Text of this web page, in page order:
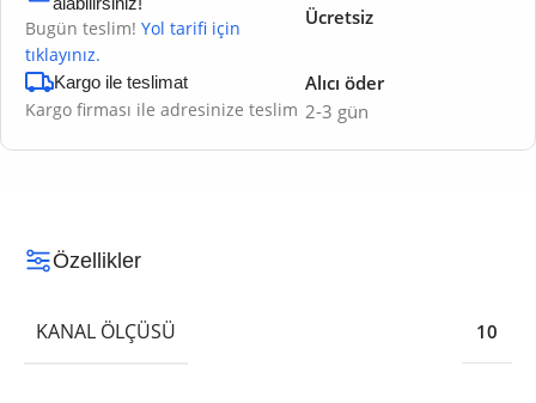
Bugün teslim! Yol tarifi için
tıklayınız.
Ücretsiz
Kargo ile teslimat
Kargo firması ile adresinize teslim 2-3 gün
Alıcı öder
Özellikler
KANAL ÖLÇÜSÜ 10